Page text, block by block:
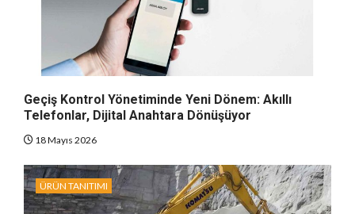
Geçiş Kontrol Yönetiminde Yeni Dönem: Akıllı
Telefonlar, Dijital Anahtara Dönüşüyor
18 Mayıs 2026
ÜRÜN TANITIMI